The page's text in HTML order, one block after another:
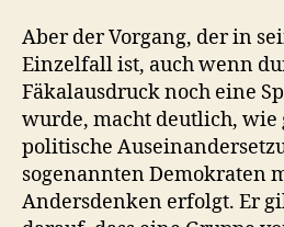
Aber der Vorgang, der in
Einzelfall ist, auch wenn
Fäkalausdruck noch eine
wurde, macht deutlich, wie
politische
sogenannten Demokraten
Andersdenken erfolgt. Er